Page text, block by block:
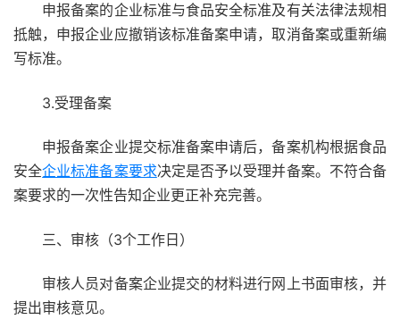
申报备案的企业标准与食品安全标准及有关法律法规相
抵触，申报企业应撤销该标准备案申请，取消备案或重新编
写标准。
3.受理备案
申报备案企业提交标准备案申请后，备案机构根据食品
安全企业标准备案要求决定是否予以受理并备案。不符合备
案要求的一次性告知企业更正补充完善。
三、审核（3个工作日）
审核人员对备案企业提交的材料进行网上书面审核，并
提出审核意见。